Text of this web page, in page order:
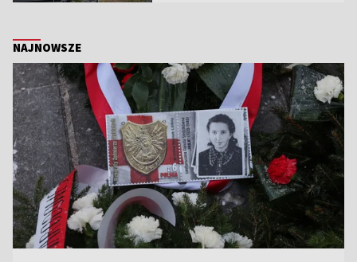
NAJNOWSZE